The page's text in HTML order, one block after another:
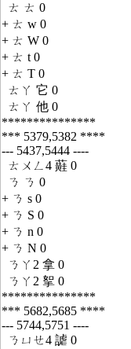
ㄊ ㄊ 0
+ ㄊ w 0
+ ㄊ W 0
+ ㄊ t 0
+ ㄊ T 0
ㄊㄚ 它 0
ㄊㄚ 他 0
***************
*** 5379,5382 ****
--- 5437,5444 ----
ㄊㄨㄥ4 蘳 0
ㄋ ㄋ 0
+ ㄋ s 0
+ ㄋ S 0
+ ㄋ n 0
+ ㄋ N 0
ㄋㄚ2 拿 0
ㄋㄚ2 挐 0
***************
*** 5682,5685 ****
--- 5744,5751 ----
ㄋㄩㄝ4 謔 0